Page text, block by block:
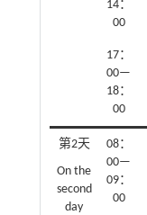
14：
00
17：
00—
18：
00
第2天
On the
second
day
08：
00—
09：
00